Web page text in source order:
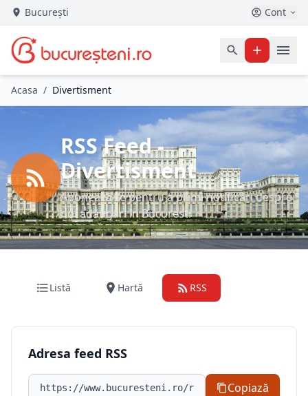
București Cont
Acasa / Divertisment
RSS Feed -
Divertisment
Abonează-te pentru a primi notificări despre
noi adăugări în Bucuresti
Listă Hartă RSS
Adresa feed RSS
Adresa feed RSS Copiază